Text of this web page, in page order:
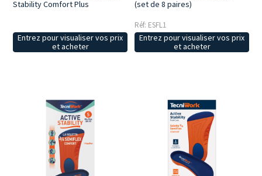
Stability Comfort Plus
Entrez pour visualiser vos prix
et acheter
(set de 8 paires)
Réf: ESFL1
Entrez pour visualiser vos prix
et acheter